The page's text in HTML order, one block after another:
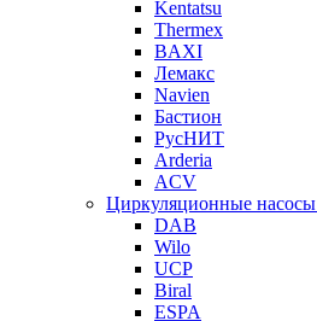
Kentatsu
Thermex
BAXI
Лемакс
Navien
Бастион
РусНИТ
Arderia
ACV
Циркуляционные насосы
DAB
Wilo
UCP
Biral
ESPA